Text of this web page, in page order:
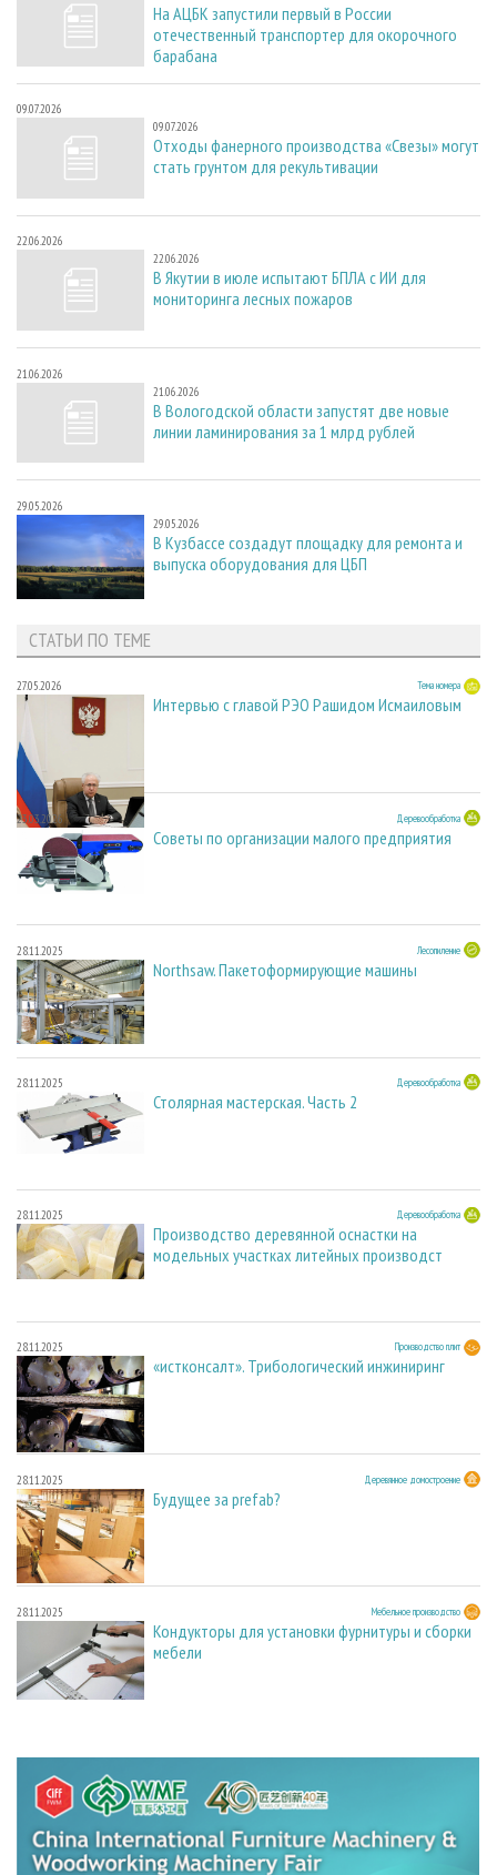
На АЦБК запустили первый в России
отечественный транспортер для окорочного
барабана
09.07.2026
09.07.2026
Отходы фанерного производства «Свезы» могут
стать грунтом для рекультивации
22.06.2026
22.06.2026
В Якутии в июле испытают БПЛА с ИИ для
мониторинга лесных пожаров
21.06.2026
21.06.2026
В Вологодской области запустят две новые
линии ламинирования за 1 млрд рублей
29.05.2026
29.05.2026
В Кузбассе создадут площадку для ремонта и
выпуска оборудования для ЦБП
СТАТЬИ ПО ТЕМЕ
27.05.2026 Тема номера
Интервью с главой РЭО Рашидом Исмаиловым
23.03.2026 Деревообработка
Советы по организации малого предприятия
28.11.2025 Лесопиление
Northsaw. Пакетоформирующие машины
28.11.2025 Деревообработка
Столярная мастерская. Часть 2
28.11.2025 Деревообработка
Производство деревянной оснастки на
модельных участках литейных производст
28.11.2025 Производство плит
«истконсалт». Трибологический инжиниринг
28.11.2025 Деревянное домостроение
Будущее за prefab?
28.11.2025 Мебельное производство
Кондукторы для установки фурнитуры и сборки
мебели